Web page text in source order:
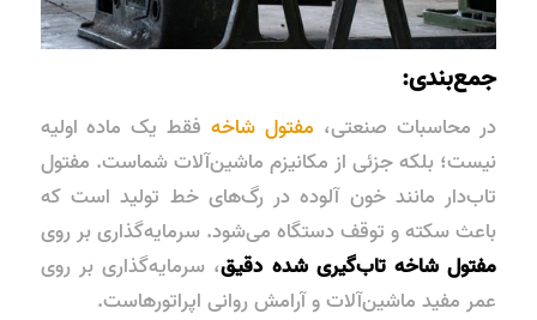
جمع‌بندی:
در محاسبات صنعتی، مفتول شاخهفقط یک ماده اولیه
نیست؛ بلکه جزئی از مکانیزم ماشین‌آلات شماست. مفتول
تاب‌دار مانند خون آلوده در رگ‌های خط تولید است که
باعث سکته و توقف دستگاه می‌شود. سرمایه‌گذاری بر روی
مفتول شاخه تاب‌گیری شده دقیق، سرمایه‌گذاری بر روی
عمر مفید ماشین‌آلات و آرامش روانی اپراتورهاست.